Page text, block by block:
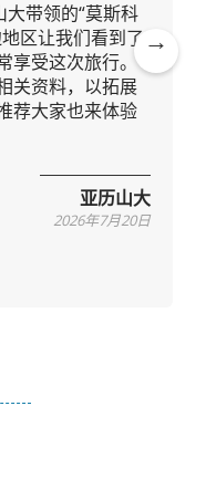
带领的“莫斯科
区让我们看到了
享受这次旅行。
关资料，以拓展
荐大家也来体验
亚历山大
2026年7月20日
Ne